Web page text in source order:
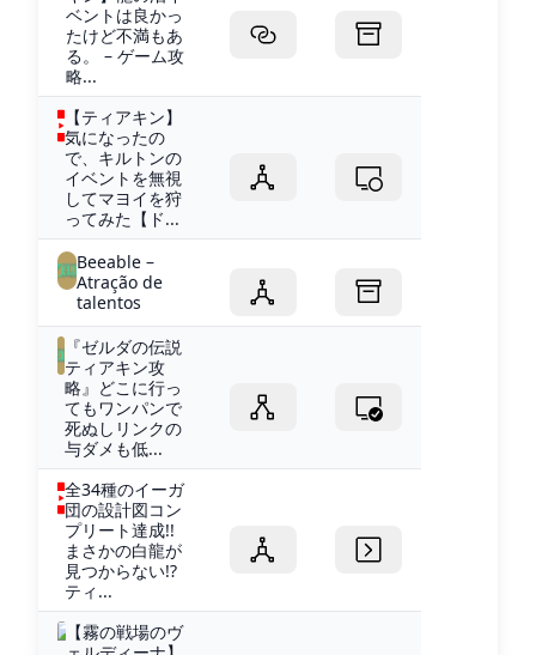
ベントは良かっ
たけど不満もあ
る。 – ゲーム攻
略...
【ティアキン】
気になったの
で、キルトンの
イベントを無視
してマヨイを狩
ってみた【ド...
Beeable –
Atração de
talentos
『ゼルダの伝説
ティアキン攻
略』どこに行っ
てもワンパンで
死ぬしリンクの
与ダメも低...
全34種のイーガ
団の設計図コン
プリート達成!!
まさかの白龍が
見つからない!?
ティ...
【霧の戦場のヴ